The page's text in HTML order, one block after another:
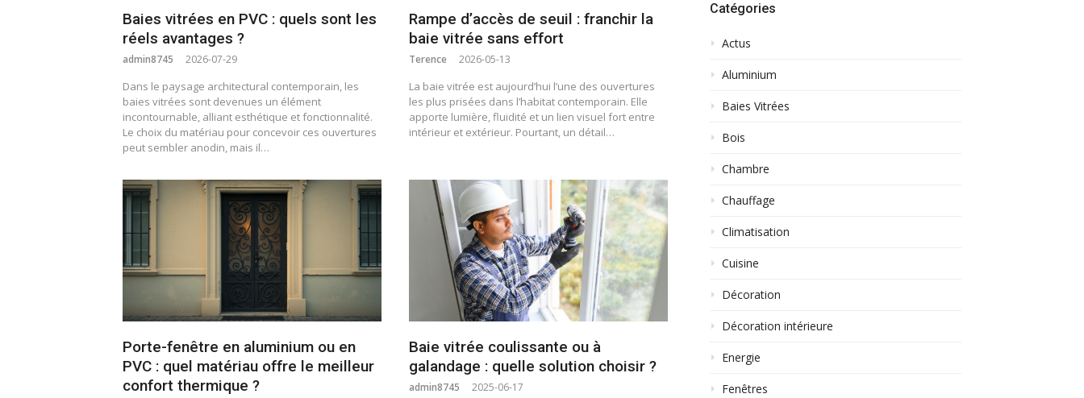
Baies vitrées en PVC : quels sont les
réels avantages ?
admin8745 2026-07-29
Dans le paysage architectural contemporain, les
baies vitrées sont devenues un élément
incontournable, alliant esthétique et fonctionnalité.
Le choix du matériau pour concevoir ces ouvertures
peut sembler anodin, mais il…
Rampe d’accès de seuil : franchir la
baie vitrée sans effort
Terence 2026-05-13
La baie vitrée est aujourd’hui l’une des ouvertures
les plus prisées dans l’habitat contemporain. Elle
apporte lumière, fluidité et un lien visuel fort entre
intérieur et extérieur. Pourtant, un détail…
Porte-fenêtre en aluminium ou en
PVC : quel matériau offre le meilleur
confort thermique ?
Baie vitrée coulissante ou à
galandage : quelle solution choisir ?
admin8745 2025-06-17
Catégories
Actus
Aluminium
Baies Vitrées
Bois
Chambre
Chauffage
Climatisation
Cuisine
Décoration
Décoration intérieure
Energie
Fenêtres